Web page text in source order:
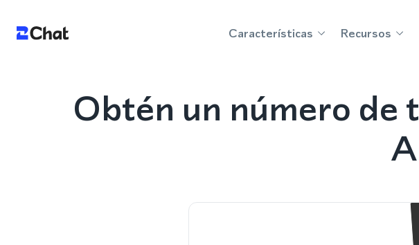
Características Recursos
Obtén un número de